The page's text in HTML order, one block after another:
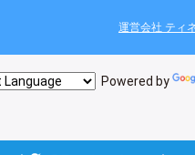
運営会社 ティ
Powered by